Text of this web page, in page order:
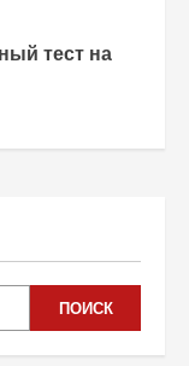
тест на
ПОИСК